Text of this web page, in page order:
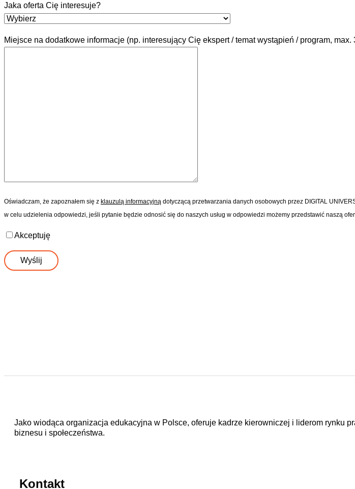
Jaka oferta Cię interesuje?
Miejsce na dodatkowe informacje (np. interesujący Cię ekspert / temat wystąpień / program, max.
Oświadczam, że zapoznałem się z klauzulą informacyjną dotyczącą przetwarzania danych osobowych przez DIGITAL
w celu udzielenia odpowiedzi, jeśli pytanie będzie odnosić się do naszych usług w odpowiedzi możemy przedstawić naszą
Akceptuję
Jako wiodąca organizacja edukacyjna w Polsce, oferuje kadrze kierowniczej i liderom rynku
biznesu i społeczeństwa.
Kontakt